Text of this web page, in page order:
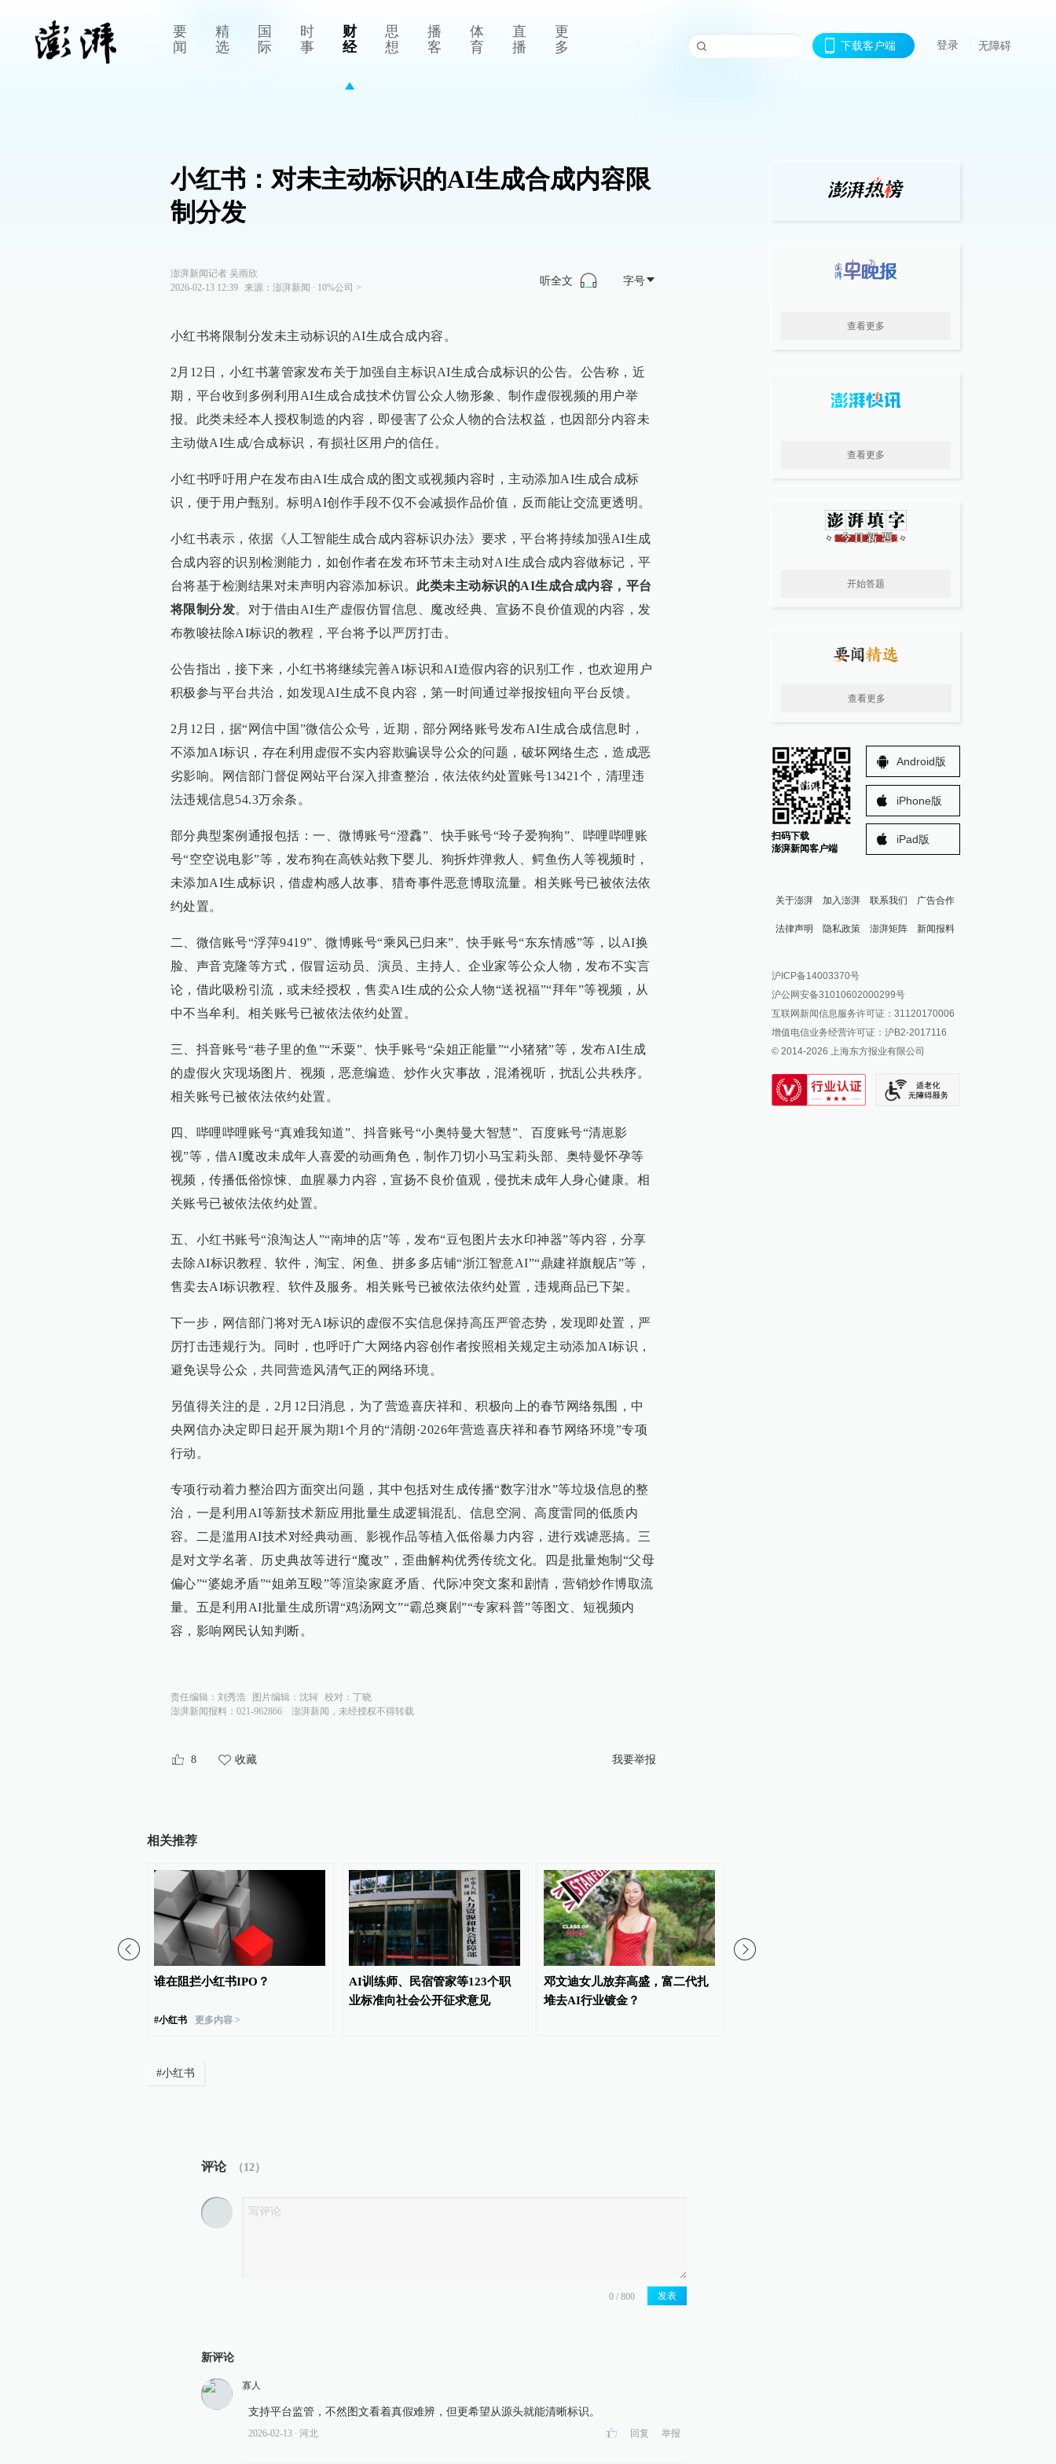
要
闻
精
选
国
际
时
事
财
经
思
想
播
客
体
育
直
播
更
多
下载客户端 登录 无障碍
小红书：对未主动标识的AI生成合成内容限
制分发
澎湃新闻记者 吴雨欣
2026-02-13 12:39
来源： 澎湃新闻 ∙ 10%公司 >
听全文 字号
小红书将限制分发未主动标识的AI生成合成内容。
2月12日，小红书薯管家发布关于加强自主标识AI生成合成标识的公告。公告称，近
期，平台收到多例利用AI生成合成技术仿冒公众人物形象、制作虚假视频的用户举
报。此类未经本人授权制造的内容，即侵害了公众人物的合法权益，也因部分内容未
主动做AI生成/合成标识，有损社区用户的信任。
小红书呼吁用户在发布由AI生成合成的图文或视频内容时，主动添加AI生成合成标
识，便于用户甄别。标明AI创作手段不仅不会减损作品价值，反而能让交流更透明。
小红书表示，依据《人工智能生成合成内容标识办法》要求，平台将持续加强AI生成
合成内容的识别检测能力，如创作者在发布环节未主动对AI生成合成内容做标记，平
台将基于检测结果对未声明内容添加标识。 此类未主动标识的AI生成合成内容，平台
将限制分发。对于借由AI生产虚假仿冒信息、魔改经典、宣扬不良价值观的内容，发
布教唆祛除AI标识的教程，平台将予以严厉打击。
公告指出，接下来，小红书将继续完善AI标识和AI造假内容的识别工作，也欢迎用户
积极参与平台共治，如发现AI生成不良内容，第一时间通过举报按钮向平台反馈。
2月12日，据“网信中国”微信公众号，近期，部分网络账号发布AI生成合成信息时，
不添加AI标识，存在利用虚假不实内容欺骗误导公众的问题，破坏网络生态，造成恶
劣影响。网信部门督促网站平台深入排查整治，依法依约处置账号13421个，清理违
法违规信息54.3万余条。
部分典型案例通报包括：一、微博账号“澄馫”、快手账号“玲子爱狗狗”、哔哩哔哩账
号“空空说电影”等，发布狗在高铁站救下婴儿、狗拆炸弹救人、鳄鱼伤人等视频时，
未添加AI生成标识，借虚构感人故事、猎奇事件恶意博取流量。相关账号已被依法依
约处置。
二、微信账号“浮萍9419”、微博账号“乘风已归来”、快手账号“东东情感”等，以AI换
脸、声音克隆等方式，假冒运动员、演员、主持人、企业家等公众人物，发布不实言
论，借此吸粉引流，或未经授权，售卖AI生成的公众人物“送祝福”“拜年”等视频，从
中不当牟利。相关账号已被依法依约处置。
三、抖音账号“巷子里的鱼”“禾粟”、快手账号“朵姐正能量”“小猪猪”等，发布AI生成
的虚假火灾现场图片、视频，恶意编造、炒作火灾事故，混淆视听，扰乱公共秩序。
相关账号已被依法依约处置。
四、哔哩哔哩账号“真难我知道”、抖音账号“小奥特曼大智慧”、百度账号“清崽影
视”等，借AI魔改未成年人喜爱的动画角色，制作刀切小马宝莉头部、奥特曼怀孕等
视频，传播低俗惊悚、血腥暴力内容，宣扬不良价值观，侵扰未成年人身心健康。相
关账号已被依法依约处置。
五、小红书账号“浪淘达人”“南坤的店”等，发布“豆包图片去水印神器”等内容，分享
去除AI标识教程、软件，淘宝、闲鱼、拼多多店铺“浙江智意AI”“鼎建祥旗舰店”等，
售卖去AI标识教程、软件及服务。相关账号已被依法依约处置，违规商品已下架。
下一步，网信部门将对无AI标识的虚假不实信息保持高压严管态势，发现即处置，严
厉打击违规行为。同时，也呼吁广大网络内容创作者按照相关规定主动添加AI标识，
避免误导公众，共同营造风清气正的网络环境。
另值得关注的是，2月12日消息，为了营造喜庆祥和、积极向上的春节网络氛围，中
央网信办决定即日起开展为期1个月的“清朗·2026年营造喜庆祥和春节网络环境”专项
行动。
专项行动着力整治四方面突出问题，其中包括对生成传播“数字泔水”等垃圾信息的整
治，一是利用AI等新技术新应用批量生成逻辑混乱、信息空洞、高度雷同的低质内
容。二是滥用AI技术对经典动画、影视作品等植入低俗暴力内容，进行戏谑恶搞。三
是对文学名著、历史典故等进行“魔改”，歪曲解构优秀传统文化。四是批量炮制“父母
偏心”“婆媳矛盾”“姐弟互殴”等渲染家庭矛盾、代际冲突文案和剧情，营销炒作博取流
量。五是利用AI批量生成所谓“鸡汤网文”“霸总爽剧”“专家科普”等图文、短视频内
容，影响网民认知判断。
责任编辑： 刘秀浩 图片编辑： 沈轲 校对： 丁晓
澎湃新闻报料：021-962866
澎湃新闻，未经授权不得转载
8 收藏 我要举报
相关推荐
谁在阻拦小红书IPO？
#小红书 更多内容 >
AI训练师、民宿管家等123个职
业标准向社会公开征求意见
邓文迪女儿放弃高盛，富二代扎
堆去AI行业镀金？
#小红书
评论 （12）
发表
新评论
寡人
支持平台监管，不然图文看着真假难辨，但更希望从源头就能清晰标识。
2026-02-13 ∙ 河北 回复 举报
查看更多
查看更多
开始答题
查看更多
扫码下载
澎湃新闻客户端
Android版
iPhone版
iPad版
关于澎湃 加入澎湃 联系我们 广告合作
法律声明 隐私政策 澎湃矩阵
澎湃新闻公众号
澎湃新闻抖音号
派生万物开放平台
IP SHANGHAI
SIXTH TONE
新闻报料
报料邮箱: news@thepaper.cn
沪ICP备14003370号
沪公网安备31010602000299号
互联网新闻信息服务许可证：31120170006
增值电信业务经营许可证：沪B2-2017116
© 2014-2026 上海东方报业有限公司